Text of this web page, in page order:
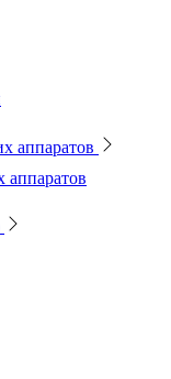
пленки
контроля
(ЭЧК)